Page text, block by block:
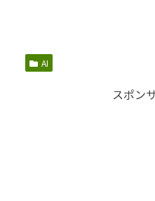
AI
スポン